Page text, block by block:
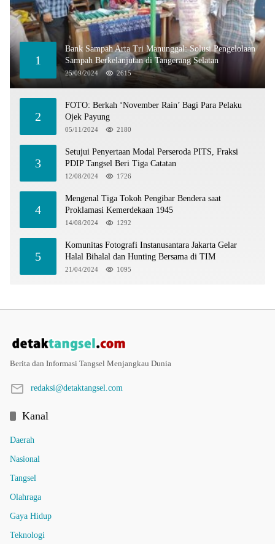
1
Bank Sampah Arta Tri Manunggal: Solusi Pengelolaan
Sampah Berkelanjutan di Tangerang Selatan
25/09/2024 2615
2
FOTO: Berkah ‘November Rain’ Bagi Para Pelaku
Ojek Payung
05/11/2024 2180
3
Setujui Penyertaan Modal Perseroda PITS, Fraksi
PDIP Tangsel Beri Tiga Catatan
12/08/2024 1726
4
Mengenal Tiga Tokoh Pengibar Bendera saat
Proklamasi Kemerdekaan 1945
14/08/2024 1292
5
Komunitas Fotografi Instanusantara Jakarta Gelar
Halal Bihalal dan Hunting Bersama di TIM
21/04/2024 1095
Berita dan Informasi Tangsel Menjangkau Dunia
redaksi@detaktangsel.com
Kanal
Daerah
Nasional
Tangsel
Olahraga
Gaya Hidup
Teknologi